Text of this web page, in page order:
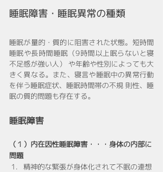
睡眠障害・睡眠異常の種類
睡眠が量的・質的に阻害された状態。短時間
睡眠や長時間睡眠（9時間以上眠らないと寝
不足感が強い人） や年齢や性別によっても大
きく異なる。また、寝言や睡眠中の異常行動
を伴う睡眠症状、睡眠時間帯の不規 則性、睡
眠の質的問題も存在する。
睡眠障害
（１）内在因性睡眠障害・・・身体の内部に
問題
精神的な緊張が身体化されて不眠の連想